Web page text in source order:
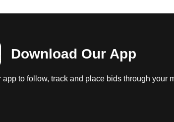
California Sur
enero de
Cultural
marzo al 31
Download Our App
app to follow, track and place bids through your